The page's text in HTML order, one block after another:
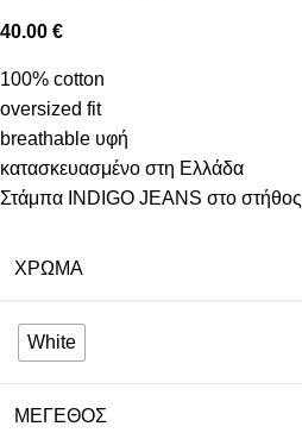
40.00 €
100% cotton
oversized fit
breathable υφή
κατασκευασμένο στη Ελλάδα
Στάμπα INDIGO JEANS στο στήθος
ΧΡΏΜΑ
White
ΜΈΓΕΘΟΣ